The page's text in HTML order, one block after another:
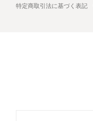
特定商取引法に基づく表記